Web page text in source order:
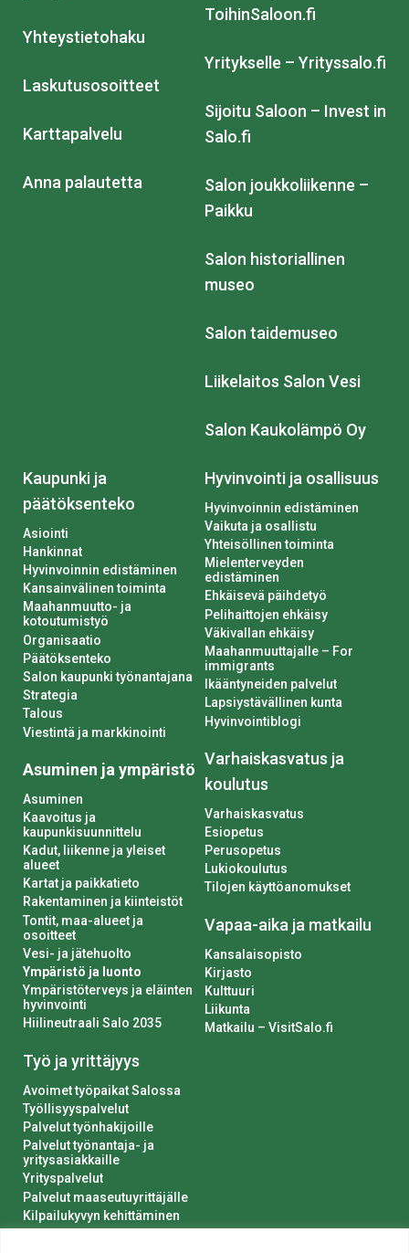
Yhteystietohaku
Laskutusosoitteet
Karttapalvelu
Anna palautetta
ToihinSaloon.fi
Yritykselle – Yrityssalo.fi
Sijoitu Saloon – Invest in
Salo.fi
Salon joukkoliikenne –
Paikku
Salon historiallinen
museo
Salon taidemuseo
Liikelaitos Salon Vesi
Salon Kaukolämpö Oy
Kaupunki ja
päätöksenteko
Asiointi
Hankinnat
Hyvinvoinnin edistäminen
Kansainvälinen toiminta
Maahanmuutto- ja
kotoutumistyö
Organisaatio
Päätöksenteko
Salon kaupunki työnantajana
Strategia
Talous
Viestintä ja markkinointi
Asuminen ja ympäristö
Asuminen
Kaavoitus ja
kaupunkisuunnittelu
Kadut, liikenne ja yleiset
alueet
Kartat ja paikkatieto
Rakentaminen ja kiinteistöt
Tontit, maa-alueet ja
osoitteet
Vesi- ja jätehuolto
Ympäristö ja luonto
Ympäristöterveys ja eläinten
hyvinvointi
Hiilineutraali Salo 2035
Työ ja yrittäjyys
Avoimet työpaikat Salossa
Työllisyyspalvelut
Palvelut työnhakijoille
Palvelut työnantaja- ja
yritysasiakkaille
Yrityspalvelut
Palvelut maaseutuyrittäjälle
Kilpailukyvyn kehittäminen
Hyvinvointi ja osallisuus
Hyvinvoinnin edistäminen
Vaikuta ja osallistu
Yhteisöllinen toiminta
Mielenterveyden
edistäminen
Ehkäisevä päihdetyö
Pelihaittojen ehkäisy
Väkivallan ehkäisy
Maahanmuuttajalle – For
immigrants
Ikääntyneiden palvelut
Lapsiystävällinen kunta
Hyvinvointiblogi
Varhaiskasvatus ja
koulutus
Varhaiskasvatus
Esiopetus
Perusopetus
Lukiokoulutus
Tilojen käyttöanomukset
Vapaa-aika ja matkailu
Kansalaisopisto
Kirjasto
Kulttuuri
Liikunta
Matkailu – VisitSalo.fi